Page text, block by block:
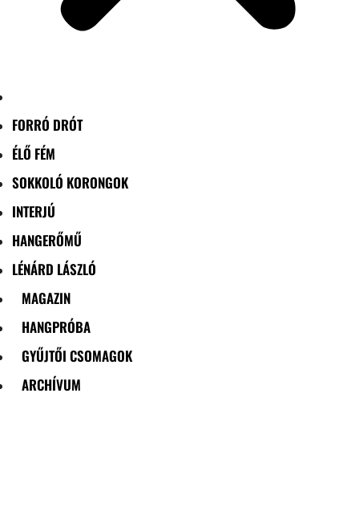
FORRÓ DRÓT
ÉLŐ FÉM
SOKKOLÓ KORONGOK
INTERJÚ
HANGERŐMŰ
LÉNÁRD LÁSZLÓ
MAGAZIN
HANGPRÓBA
GYŰJTŐI CSOMAGOK
ARCHÍVUM